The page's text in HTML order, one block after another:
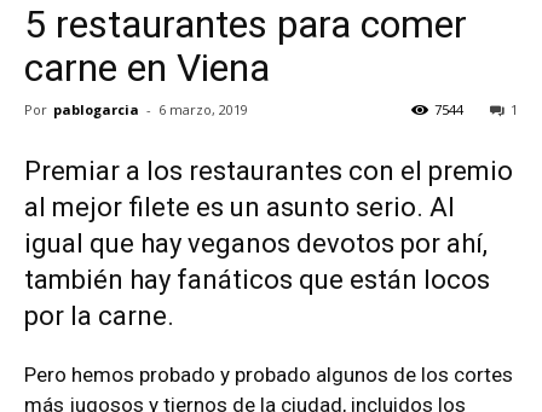
5 restaurantes para comer
carne en Viena
Por pablogarcia - 6 marzo, 2019 1
7544
Premiar a los restaurantes con el premio
al mejor filete es un asunto serio. Al
igual que hay veganos devotos por ahí,
también hay fanáticos que están locos
por la carne.
Pero hemos probado y probado algunos de los cortes
más jugosos y tiernos de la ciudad, incluidos los